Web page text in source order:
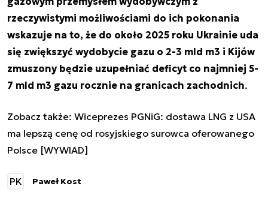
rzeczywistymi możliwościami do ich pokonania
wskazuje na to, że do około 2025 roku Ukrainie uda
się zwiększyć wydobycie gazu o 2-3 mld m3 i Kijów
zmuszony będzie uzupełniać deficyt co najmniej 5-
7 mld m3 gazu rocznie na granicach zachodnich.
Zobacz także: Wiceprezes PGNiG: dostawa LNG z USA
ma lepszą cenę od rosyjskiego surowca oferowanego
Polsce [WYWIAD]
PK Paweł Kost